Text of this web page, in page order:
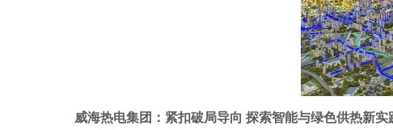
威海热电集团：紧扣破局导向 探索智能与绿色供热新实